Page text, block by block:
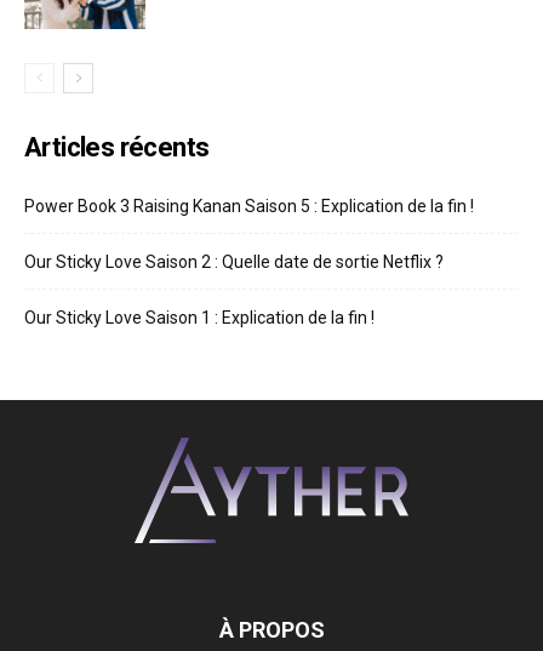
Articles récents
Power Book 3 Raising Kanan Saison 5 : Explication de la fin !
Our Sticky Love Saison 2 : Quelle date de sortie Netflix ?
Our Sticky Love Saison 1 : Explication de la fin !
À PROPOS